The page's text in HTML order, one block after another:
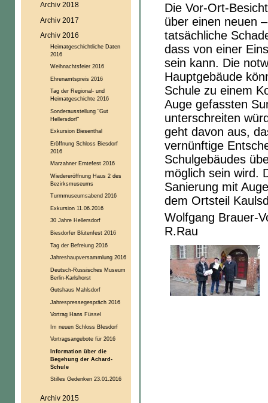
Die Vor-Ort-
über einen neuen
tatsächliche
dass von einer
sein kann. Die
Hauptgebäude
Schule zu einem
Auge gefassten
unterschreiten
geht davon aus,
vernünftige
Schulgebäudes
möglich sein wird.
Sanierung mit
dem Ortsteil
Wolfgang Brauer-
R.Rau
Archiv 2018
Archiv 2017
Archiv 2016
Heimatgeschichtliche Daten
2016
Weihnachtsfeier 2016
Ehrenamtspreis 2016
Tag der Regional- und
Heimatgeschichte 2016
Sonderausstellung "Gut
Hellersdorf"
Exkursion Biesenthal
Eröffnung Schloss Biesdorf
2016
Marzahner Erntefest 2016
Wiedereröffnung Haus 2 des
Bezirksmuseums
Turmmuseumsabend 2016
Exkursion 11.06.2016
30 Jahre Hellersdorf
Biesdorfer Blütenfest 2016
Tag der Befreiung 2016
Jahreshaupversammlung 2016
Deutsch-Russisches Museum
Berlin-Karlshorst
Gutshaus Mahlsdorf
Jahrespressegespräch 2016
Vortrag Hans Füssel
Im neuen Schloss BIesdorf
Vortragsangebote für 2016
Information über die
Begehung der Achard-
Schule
Stilles Gedenken 23.01.2016
Archiv 2015